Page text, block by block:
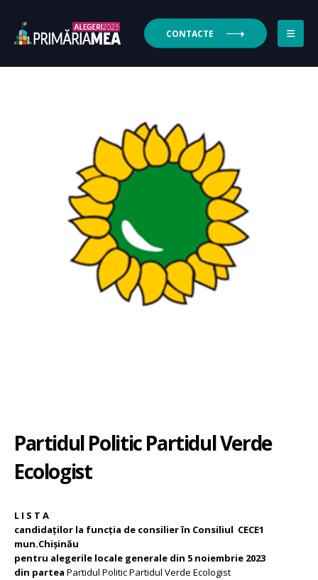
CONTACTE
Pаrtidul Politic Partidul Verde
Ecologist
L I S T A
candidaților la funcția de consilier în Consiliul CECE1
mun.Chișinău
pentru alegerile locale generale din 5 noiembrie 2023
din partea Pаrtidul Politic Partidul Verde Ecologist